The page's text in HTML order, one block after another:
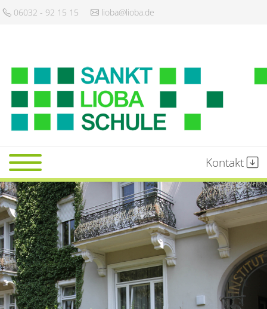
06032 - 92 15 15 lioba@lioba.de
Startseite
Schule
Gemeinschaft
Lernen
Kontakt